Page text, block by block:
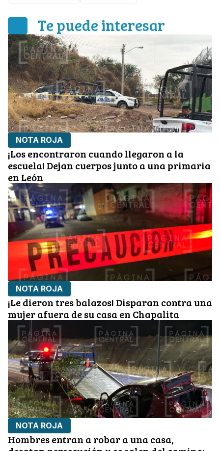
Te puede interesar
NOTA ROJA
¡Los encontraron cuando llegaron a la
escuela! Dejan cuerpos junto a una primaria
en León
NOTA ROJA
¡Le dieron tres balazos! Disparan contra una
mujer afuera de su casa en Chapalita
NOTA ROJA
Hombres entran a robar a una casa,